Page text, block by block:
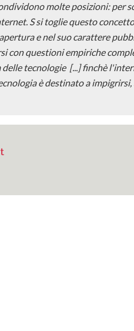
molte posizioni: per
S si toglie questo
e nel suo carattere
con questioni empiriche
tecnologie [...] finchè
è destinato a impigrirsi,